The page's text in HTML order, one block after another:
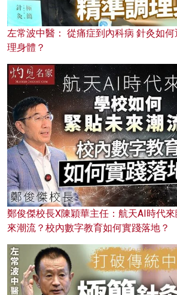
左常波中醫： 從痛症到內科病 針灸如
理身體？
鄭俊傑校長X陳穎華主任：航天AI時代
來潮流？校內數字教育如何實踐落地？